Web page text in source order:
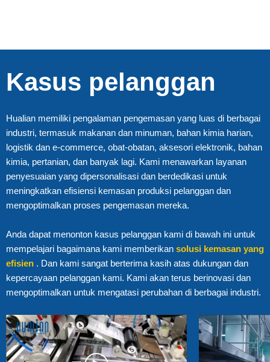
Kasus pelanggan
Hualian memiliki pengalaman pengemasan yang luas di berbagai
industri, termasuk makanan dan minuman, bahan kimia harian,
logistik dan e-commerce, obat-obatan, aksesori elektronik, bahan
kimia, pertanian, dan banyak lagi. Kami menawarkan layanan
penyesuaian yang dipersonalisasi dan berdedikasi untuk
meningkatkan efisiensi kemasan produksi pelanggan dan
mengoptimalkan proses pengemasan mereka.
Anda dapat menonton kasus pelanggan kami di bawah ini untuk
mempelajari bagaimana kami memberikan solusi kemasan yang
efisien . Dan kami sangat berterima kasih atas dukungan dan
kepercayaan pelanggan kami. Kami akan terus berinovasi dan
mengoptimalkan untuk mengatasi perubahan di berbagai industri.